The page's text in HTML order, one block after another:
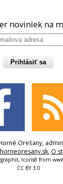
noviniek na
Prihlásiť sa
Orešany,
, O
, Icons8 from
CC BY 3.0